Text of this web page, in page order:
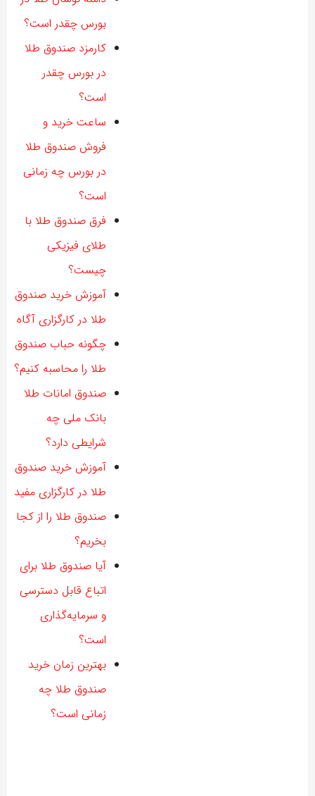
بورس چقدر است؟
کارمزد صندوق طلا
در بورس چقدر
است؟
ساعت خرید و
فروش صندوق طلا
در بورس چه زمانی
است؟
فرق صندوق طلا با
طلای فیزیکی
چیست؟
آموزش خرید صندوق
طلا در کارگزاری آگاه
چگونه حباب صندوق
طلا را محاسبه کنیم؟
صندوق امانات طلا
بانک ملی چه
شرایطی دارد؟
آموزش خرید صندوق
طلا در کارگزاری مفید
صندوق طلا را از کجا
بخریم؟
آیا صندوق طلا برای
اتباع قابل دسترسی
و سرمایه‌گذاری
است؟
بهترین زمان خرید
صندوق طلا چه
زمانی است؟